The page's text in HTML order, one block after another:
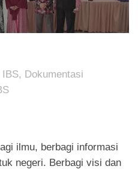
IBS, Dokumentasi
ilmu, berbagi informasi
negeri. Berbagi visi dan